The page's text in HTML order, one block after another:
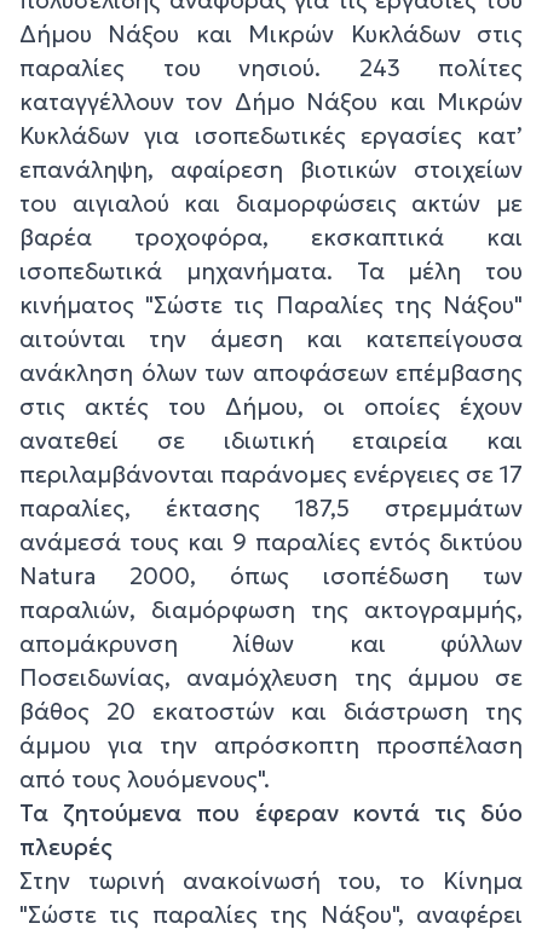
Δήμου Νάξου και Μικρών Κυκλάδων στις
παραλίες του νησιού. 243 πολίτες
καταγγέλλουν τον Δήμο Νάξου και Μικρών
Κυκλάδων για ισοπεδωτικές εργασίες κατ’
επανάληψη, αφαίρεση βιοτικών στοιχείων
του αιγιαλού και διαμορφώσεις ακτών με
βαρέα τροχοφόρα, εκσκαπτικά και
ισοπεδωτικά μηχανήματα. Τα μέλη του
κινήματος "Σώστε τις Παραλίες της Νάξου"
αιτούνται την άμεση και κατεπείγουσα
ανάκληση όλων των αποφάσεων επέμβασης
στις ακτές του Δήμου, οι οποίες έχουν
ανατεθεί σε ιδιωτική εταιρεία και
περιλαμβάνονται παράνομες ενέργειες σε 17
παραλίες, έκτασης 187,5 στρεμμάτων
ανάμεσά τους και 9 παραλίες εντός δικτύου
Natura 2000, όπως ισοπέδωση των
παραλιών, διαμόρφωση της ακτογραμμής,
απομάκρυνση λίθων και φύλλων
Ποσειδωνίας, αναμόχλευση της άμμου σε
βάθος 20 εκατοστών και διάστρωση της
άμμου για την απρόσκοπτη προσπέλαση
από τους λουόμενους".
Τα ζητούμενα που έφεραν κοντά τις δύο
πλευρές
Στην τωρινή ανακοίνωσή του, το Κίνημα
"Σώστε τις παραλίες της Νάξου", αναφέρει